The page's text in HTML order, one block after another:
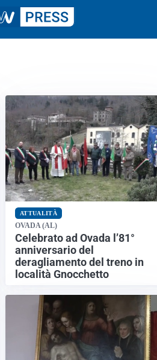
ATTUALITÀ
OVADA (AL)
Celebrato ad Ovada l’81°
anniversario del
deragliamento del treno in
località Gnocchetto